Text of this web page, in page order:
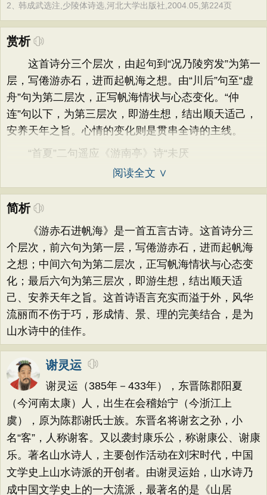
2、韩成武选注,少陵体诗选,河北大学出版社,2004.05,第224页
赏析
这首诗分三个层次，由起句到“况乃陵穷发”为第一
层，写倦游赤石，进而起帆海之想。由“川后”句至“虚
舟”句为第二层次，正写帆海情状与心态变化。“仲
连”句以下，为第三层次，即游生想，结出顺天适己，
安养天年之旨。心情的变化则是贯串全诗的主线。
“首夏”二句遥应《游南亭》诗“未厌
阅读全文 ∨
简析
《游赤石进帆海》是一首五言古诗。这首诗分三
个层次，前六句为第一层，写倦游赤石，进而起帆海
之想；中间六句为第二层次，正写帆海情状与心态变
化；最后六句为第三层次，即游生想，结出顺天适
己、安养天年之旨。这首诗语言充实而溢于外，风华
流丽而不伤于巧，形成情、景、理的完美结合，是为
山水诗中的佳作。
谢灵运
谢灵运（385年－433年），东晋陈郡阳夏
（今河南太康）人，出生在会稽始宁（今浙江上
虞），原为陈郡谢氏士族。东晋名将谢玄之孙，小
名“客”，人称谢客。又以袭封康乐公，称谢康公、谢康
乐。著名山水诗人，主要创作活动在刘宋时代，中国
文学史上山水诗派的开创者。由谢灵运始，山水诗乃
成中国文学史上的一大流派，最著名的是《山居